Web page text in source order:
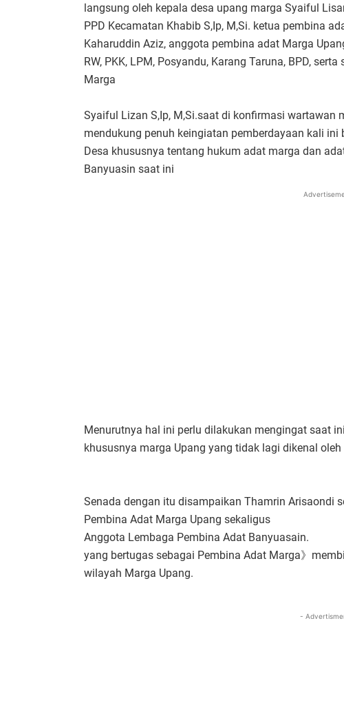
langsung oleh kepala desa upang marga Syaiful
PPD Kecamatan Khabib S,Ip, M,Si. ketua pembina
Kaharuddin Aziz, anggota pembina adat Marga
RW, PKK, LPM, Posyandu, Karang Taruna, BPD,
Marga
Syaiful Lizan S,Ip, M,Si.saat di konfirmasi wartawan
mendukung penuh keingiatan pemberdayaan kali
Desa khususnya tentang hukum adat marga dan
Banyuasin saat ini
Menurutnya hal ini perlu dilakukan mengingat saat
khususnya marga Upang yang tidak lagi dikenal
Senada dengan itu disampaikan Thamrin Arisaondi
Pembina Adat Marga Upang sekaligus
Anggota Lembaga Pembina Adat Banyuasain.
yang bertugas sebagai Pembina Adat Marga》
wilayah Marga Upang.
-